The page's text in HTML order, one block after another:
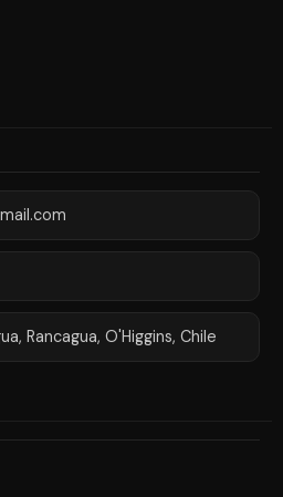
Rancagua, O'Higgins, Chile